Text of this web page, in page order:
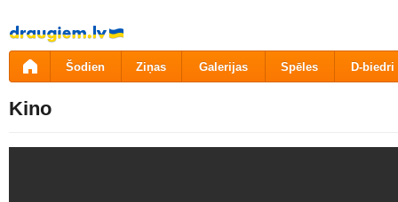
Pāriet
uz
saturu
Šodien Ziņas Galerijas Spēles D-biedri
Kino